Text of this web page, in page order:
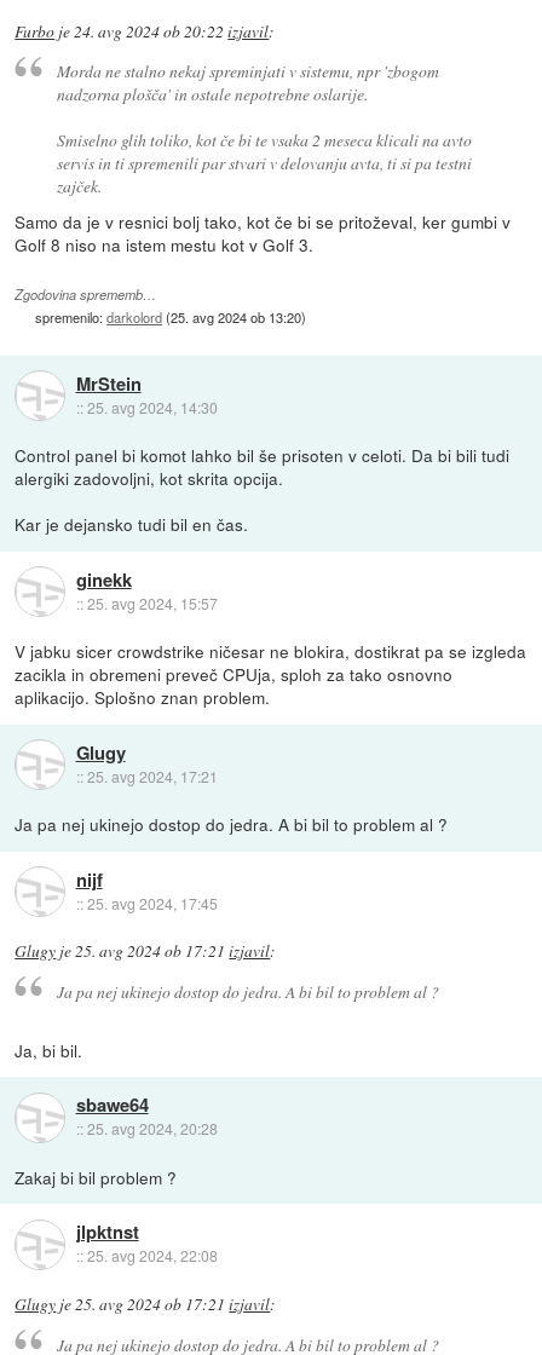
Furbo je24. avg 2024 ob 20:22 izjavil:
Morda ne stalno nekaj spreminjati v sistemu, npr 'zbogom
nadzorna plošča' in ostale nepotrebne oslarije.
Smiselno glih toliko, kot če bi te vsaka 2 meseca klicali na avto
servis in ti spremenili par stvari v delovanju avta, ti si pa testni
zajček.
Samo da je v resnici bolj tako, kot če bi se pritoževal, ker gumbi v
Golf 8 niso na istem mestu kot v Golf 3.
Zgodovina sprememb…
spremenilo:darkolord(25. avg 2024 ob 13:20)
MrStein
::25. avg 2024, 14:30
Control panel bi komot lahko bil še prisoten v celoti. Da bi bili tudi
alergiki zadovoljni, kot skrita opcija.
Kar je dejansko tudi bil en čas.
ginekk
::25. avg 2024, 15:57
V jabku sicer crowdstrike ničesar ne blokira, dostikrat pa se izgleda
zacikla in obremeni preveč CPUja, sploh za tako osnovno
aplikacijo. Splošno znan problem.
Glugy
::25. avg 2024, 17:21
Ja pa nej ukinejo dostop do jedra. A bi bil to problem al ?
nijf
::25. avg 2024, 17:45
Glugy je25. avg 2024 ob 17:21 izjavil:
Ja pa nej ukinejo dostop do jedra. A bi bil to problem al ?
Ja, bi bil.
sbawe64
::25. avg 2024, 20:28
Zakaj bi bil problem ?
jlpktnst
::25. avg 2024, 22:08
Glugy je25. avg 2024 ob 17:21 izjavil:
Ja pa nej ukinejo dostop do jedra. A bi bil to problem al ?